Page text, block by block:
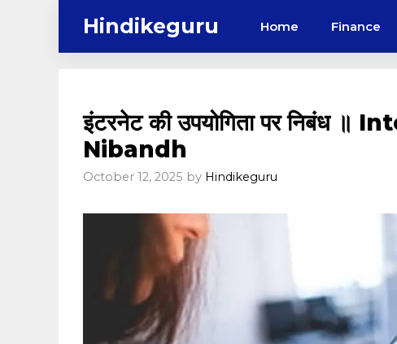
Hindikeguru Home Finance
इंटरनेट की उपयोगिता पर निबंध
Nibandh
October 12, 2025 by Hindikeguru